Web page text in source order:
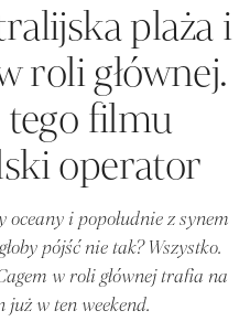
plaża i
roli głównej.
tego filmu
operator
oceany i popołudnie z synem
pójść nie tak? Wszystko.
w roli głównej trafia na
w ten weekend.